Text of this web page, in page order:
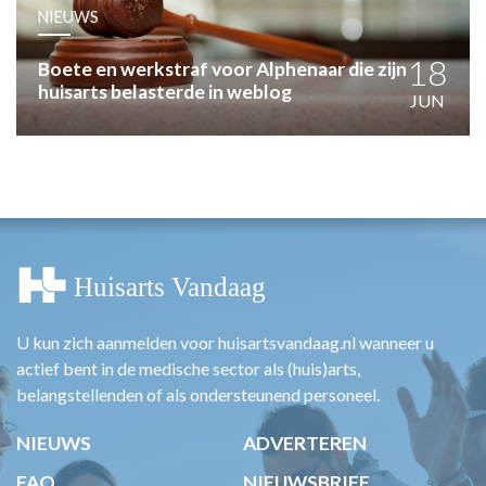
PRAKTIJKZAKEN
TARIEVEN
VPHUISARTSEN
MEDISCHE VAKHANDEL
NIEUWS
Boete en werkstraf voor Alphenaar die zijn
huisarts belasterde in weblog
18
JUN
U kun zich aanmelden voor huisartsvandaag.nl wanneer u
actief bent in de medische sector als (huis)arts,
belangstellenden of als ondersteunend personeel.
NIEUWS
ADVERTEREN